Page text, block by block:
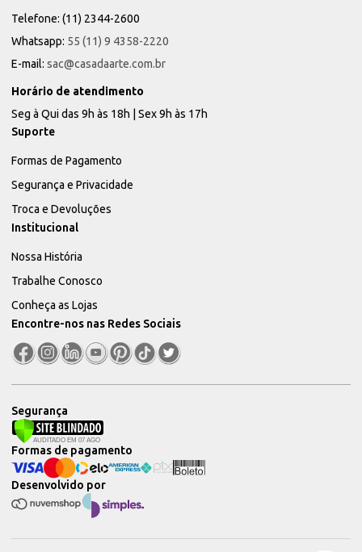
Telefone: (11) 2344-2600
Whatsapp: 55 (11) 9 4358-2220
E-mail: sac@casadaarte.com.br
Horário de atendimento
Seg à Qui das 9h às 18h | Sex 9h às 17h
Suporte
Formas de Pagamento
Segurança e Privacidade
Troca e Devoluções
Institucional
Nossa História
Trabalhe Conosco
Conheça as Lojas
Encontre-nos nas Redes Sociais
Segurança
Desenvolvido por
Formas de pagamento